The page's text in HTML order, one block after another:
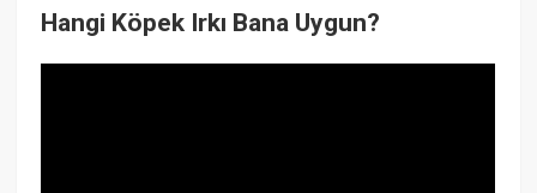
Hangi Köpek Irkı Bana Uygun?